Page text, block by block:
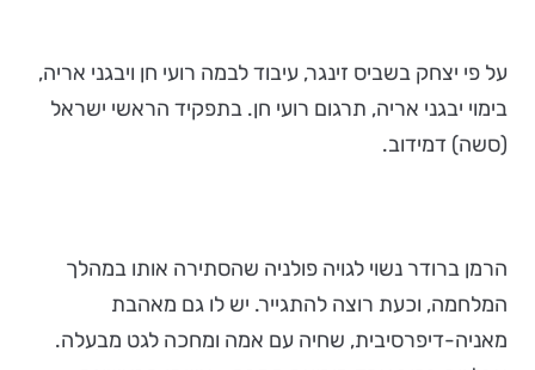
על פי יצחק בשביס זינגר, עיבוד לבמה רועי חן ויבגני אריה,
בימוי יבגני אריה, תרגום רועי חן. בתפקיד הראשי ישראל
(סשה) דמידוב.
הרמן ברודר נשוי לגויה פולניה שהסתירה אותו במהלך
המלחמה, וכעת רוצה להתגייר. יש לו גם מאהבת
מאניה-דיפרסיבית, שחיה עם אמה ומחכה לגט מבעלה.